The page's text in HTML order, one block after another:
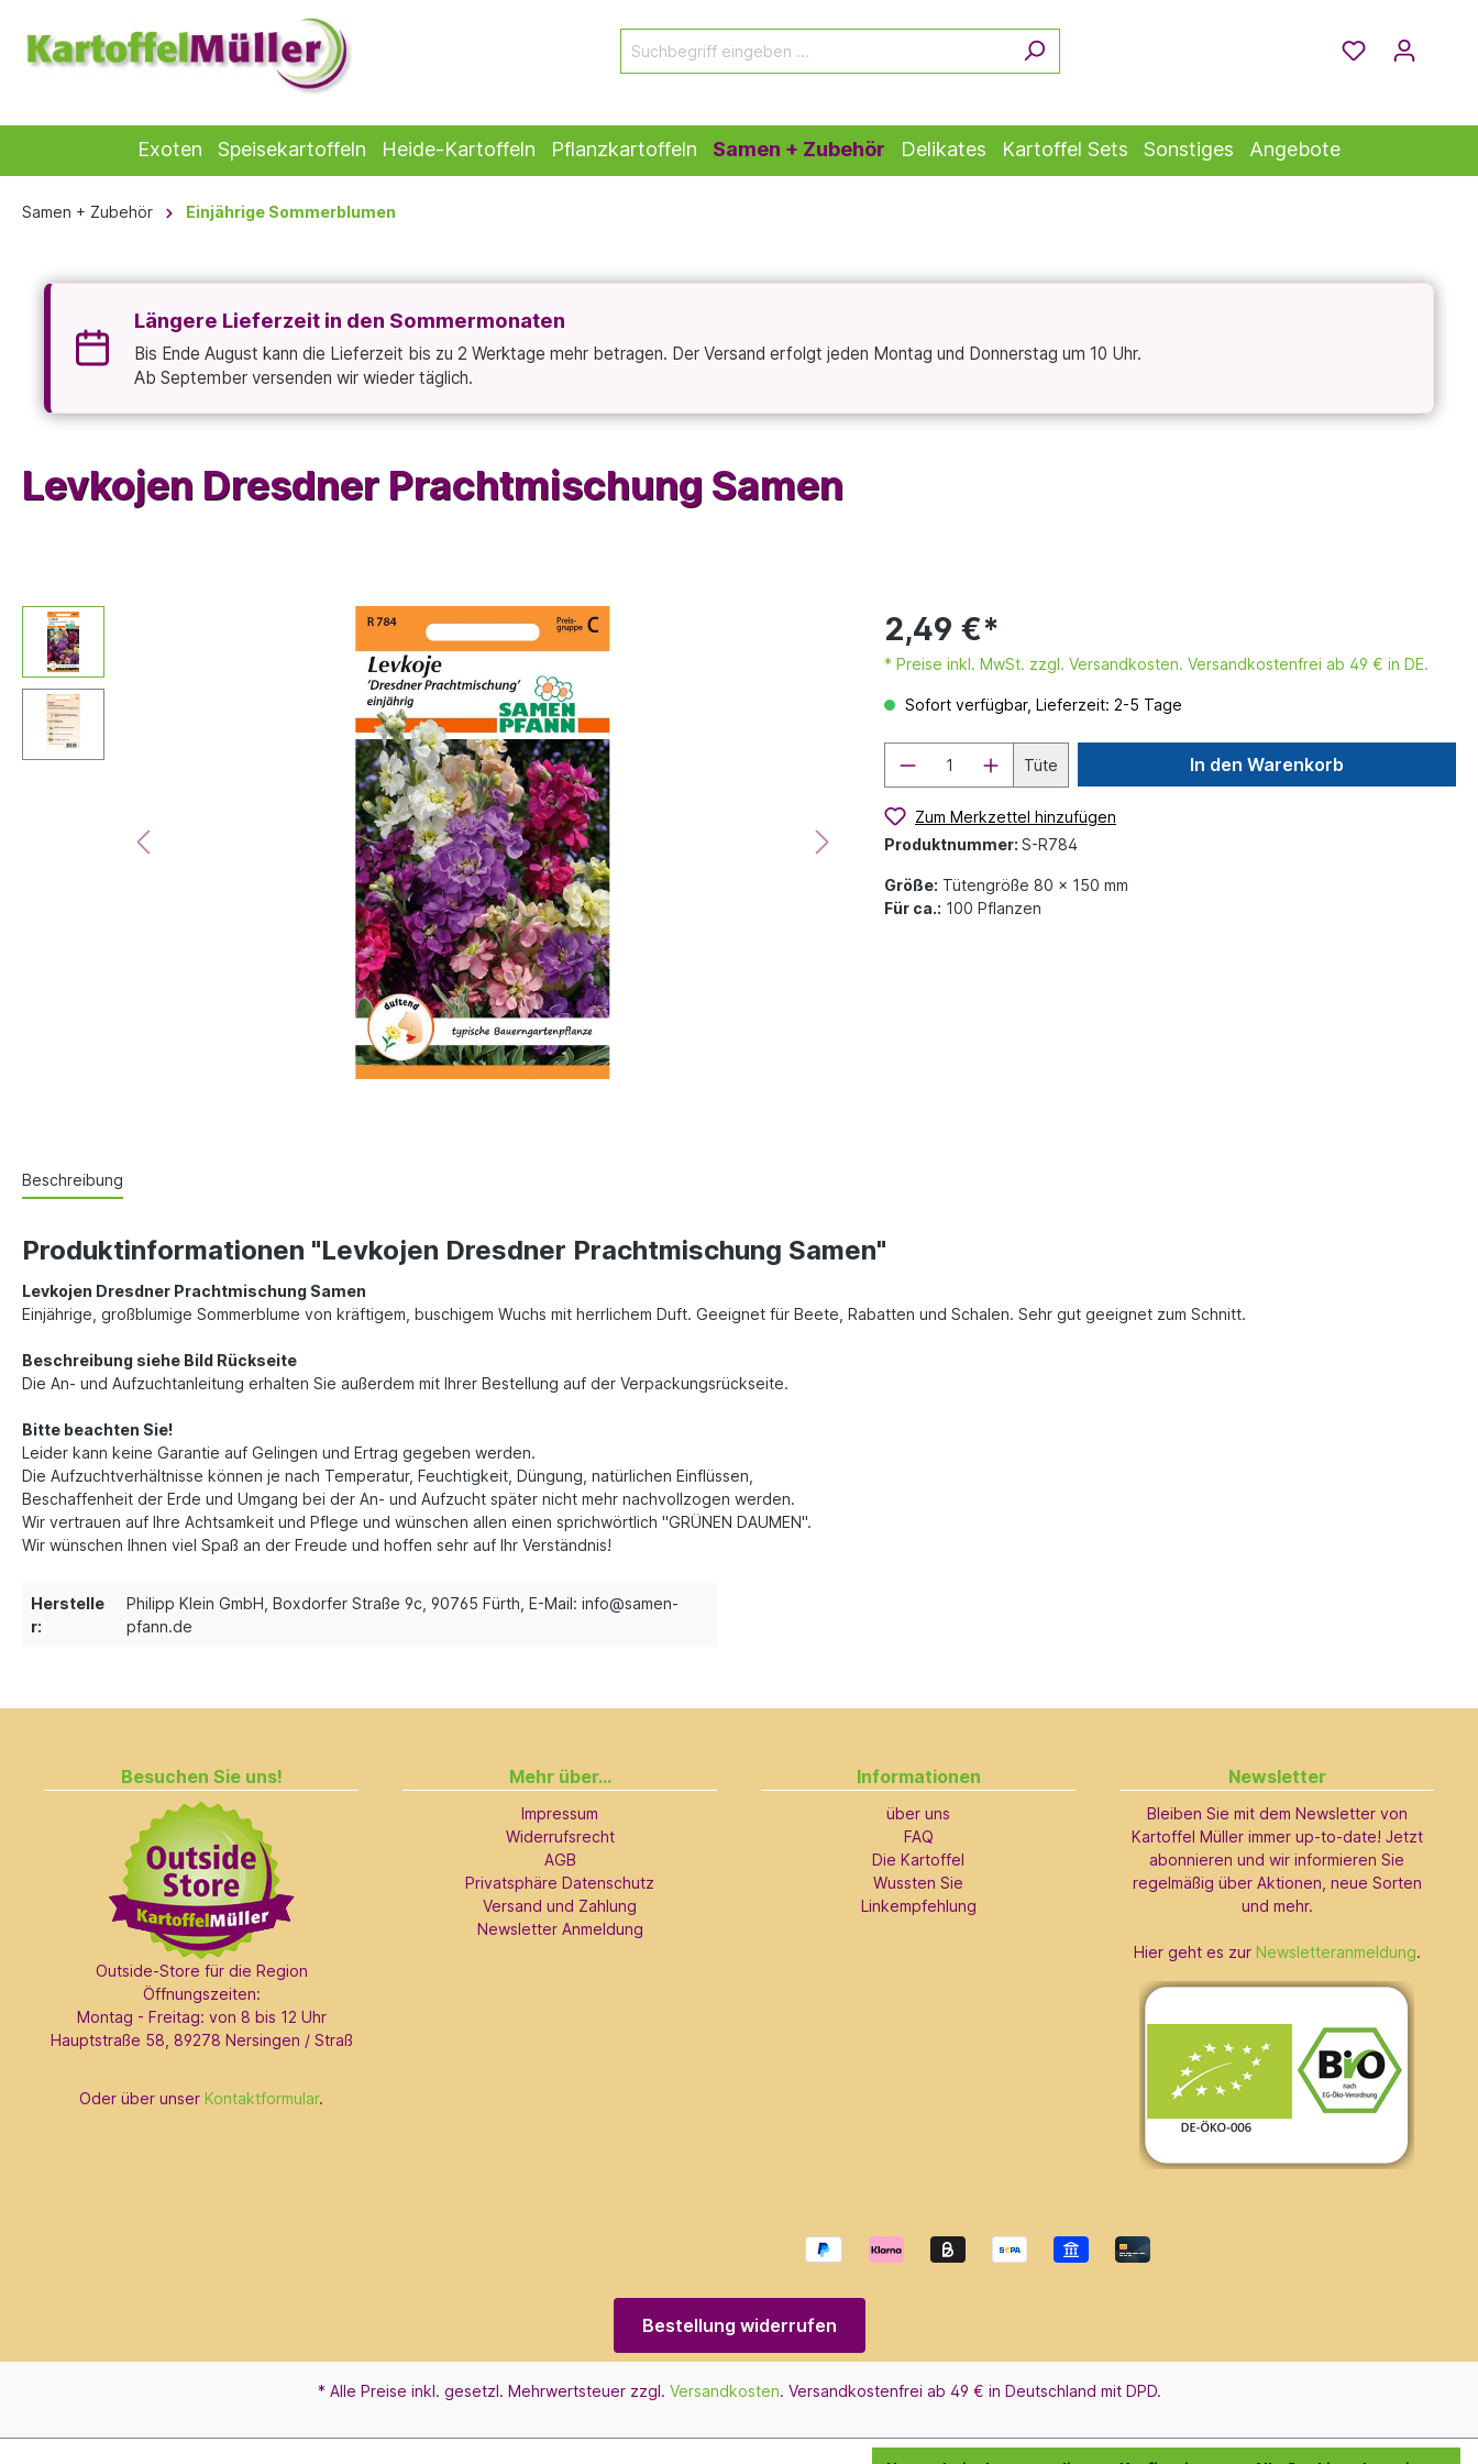
Exoten Speisekartoffeln Heide-Kartoffeln Pflanzkartoffeln Samen + Zubehör Delikates Kartoffel Sets Sonstiges Angebote
Samen + Zubehör Einjährige Sommerblumen
Längere Lieferzeit in den Sommermonaten
Bis Ende August kann die Lieferzeit bis zu 2 Werktage mehr betragen. Der Versand erfolgt jeden Montag und Donnerstag um 10 Uhr.
Ab September versenden wir wieder täglich.
Levkojen Dresdner Prachtmischung Samen
2,49 €*
* Preise inkl. MwSt. zzgl. Versandkosten. Versandkostenfrei ab 49 € in DE.
Sofort verfügbar, Lieferzeit: 2-5 Tage
Tüte In den Warenkorb
Zum Merkzettel hinzufügen
Produktnummer: S-R784
Größe: Tütengröße 80 x 150 mm
Für ca.: 100 Pflanzen
Beschreibung
Produktinformationen "Levkojen Dresdner Prachtmischung Samen"
Levkojen Dresdner Prachtmischung Samen
Einjährige, großblumige Sommerblume von kräftigem, buschigem Wuchs mit herrlichem Duft. Geeignet für Beete, Rabatten und Schalen. Sehr gut geeignet zum Schnitt.
Beschreibung siehe Bild Rückseite
Die An- und Aufzuchtanleitung erhalten Sie außerdem mit Ihrer Bestellung auf der Verpackungsrückseite.
Bitte beachten Sie!
Leider kann keine Garantie auf Gelingen und Ertrag gegeben werden.
Die Aufzuchtverhältnisse können je nach Temperatur, Feuchtigkeit, Düngung, natürlichen Einflüssen,
Beschaffenheit der Erde und Umgang bei der An- und Aufzucht später nicht mehr nachvollzogen werden.
Wir vertrauen auf Ihre Achtsamkeit und Pflege und wünschen allen einen sprichwörtlich "GRÜNEN DAUMEN".
Wir wünschen Ihnen viel Spaß an der Freude und hoffen sehr auf Ihr Verständnis!
Herstelle
r:
Philipp Klein GmbH, Boxdorfer Straße 9c, 90765 Fürth, E-Mail: info@samen-
pfann.de
Mehr über...
Impressum
Widerrufsrecht
AGB
Privatsphäre Datenschutz
Versand und Zahlung
Newsletter Anmeldung
Informationen
über uns
FAQ
Die Kartoffel
Wussten Sie
Linkempfehlung
Besuchen Sie uns!
Outside-Store für die Region
Öffnungszeiten:
Montag - Freitag: von 8 bis 12 Uhr
Hauptstraße 58, 89278 Nersingen / Straß
Oder über unser Kontaktformular.
Newsletter
Bleiben Sie mit dem Newsletter von
Kartoffel Müller immer up-to-date! Jetzt
abonnieren und wir informieren Sie
regelmäßig über Aktionen, neue Sorten
und mehr.
Hier geht es zur Newsletteranmeldung.
Bestellung widerrufen
* Alle Preise inkl. gesetzl. Mehrwertsteuer zzgl. Versandkosten. Versandkostenfrei ab 49 € in Deutschland mit DPD.